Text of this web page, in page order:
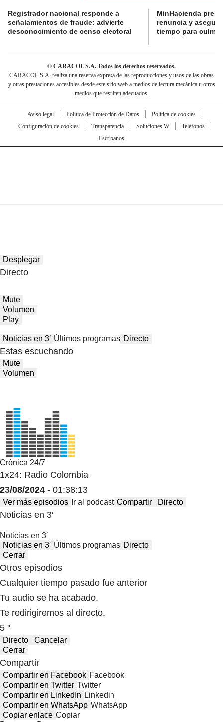
Registrador nacional responde a
señalamientos de fraude: advierte
desconocimiento de censo electoral
MinHacienda
renuncia y
tiempo para
© CARACOL S.A. Todos los derechos reservados.
CARACOL S.A. realiza una reserva expresa de las reproducciones y usos de las obras
y otras prestaciones accesibles desde este sitio web a medios de lectura mecánica u otros
medios que resulten adecuados.
Aviso legal Política de Protección de Datos
Política de cookies
Configuración de cookies
Transparencia Soluciones W
Teléfonos
Escríbanos
Desplegar
Directo
Mute
Volumen
Play
Noticias en 3′ Últimos programas Directo
Estas escuchando
Mute
Volumen
Crónica 24/7
1x24: Radio Colombia
23/08/2024 - 01:38:13
Ver más episodios Ir al podcast Compartir Directo
Noticias en 3′
Noticias en 3′
Noticias en 3′ Últimos programas Directo
Cerrar
Otros episodios
Cualquier tiempo pasado fue anterior
Tu audio se ha acabado.
Te redirigiremos al directo.
5 "
Directo
Cancelar
Cerrar
Compartir
Compartir en Facebook Facebook
Compartir en Twitter Twitter
Compartir en LinkedIn Linkedin
Compartir en WhatsApp WhatsApp
Copiar enlace Copiar